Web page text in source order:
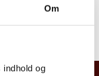
Om
og
requisitos da